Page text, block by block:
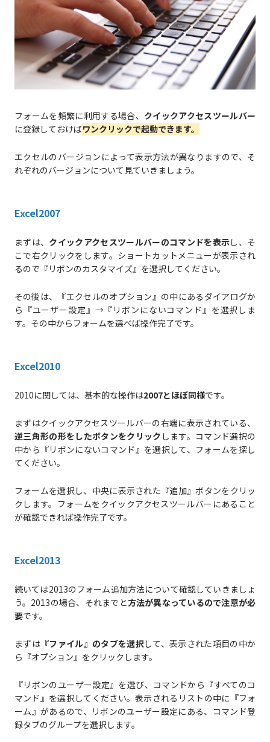
フォームを頻繁に利用する場合、 クイックアクセスツールバー
に登録しておけばワンクリックで起動できます。
エクセルのバージョンによって表示方法が異なりますので、そ
れぞれのバージョンについて見ていきましょう。
Excel2007
まずは、 クイックアクセスツールバーのコマンドを表示し、そ
こで右クリックをします。ショートカットメニューが表示され
るので『リボンのカスタマイズ』を選択してください。
その後は、『エクセルのオプション』の中にあるダイアログか
ら『ユーザー設定』→『リボンにないコマンド』を選択しま
す。その中からフォームを選べば操作完了です。
Excel2010
2010に関しては、基本的な操作は2007とほぼ同様です。
まずはクイックアクセスツールバーの右端に表示されている、
逆三角形の形をしたボタンをクリック します。コマンド選択の
中から『リボンにないコマンド』を選択して、フォームを探し
てください。
フォームを選択し、中央に表示された『追加』ボタンをクリッ
クします。フォームをクイックアクセスツールバーにあること
が確認できれば操作完了です。
Excel2013
続いては2013のフォーム追加方法について確認していきましょ
う。2013の場合、それまでと方法が異なっているので注意が必
要です。
まずは『ファイル』のタブを選択 して、表示された項目の中か
ら『オプション』をクリックします。
『リボンのユーザー設定』を選び、コマンドから『すべてのコ
マンド』を選択してください。表示されるリストの中に『フォ
ーム』があるので、リボンのユーザー設定にある、コマンド登
録タブのグループを選択します。